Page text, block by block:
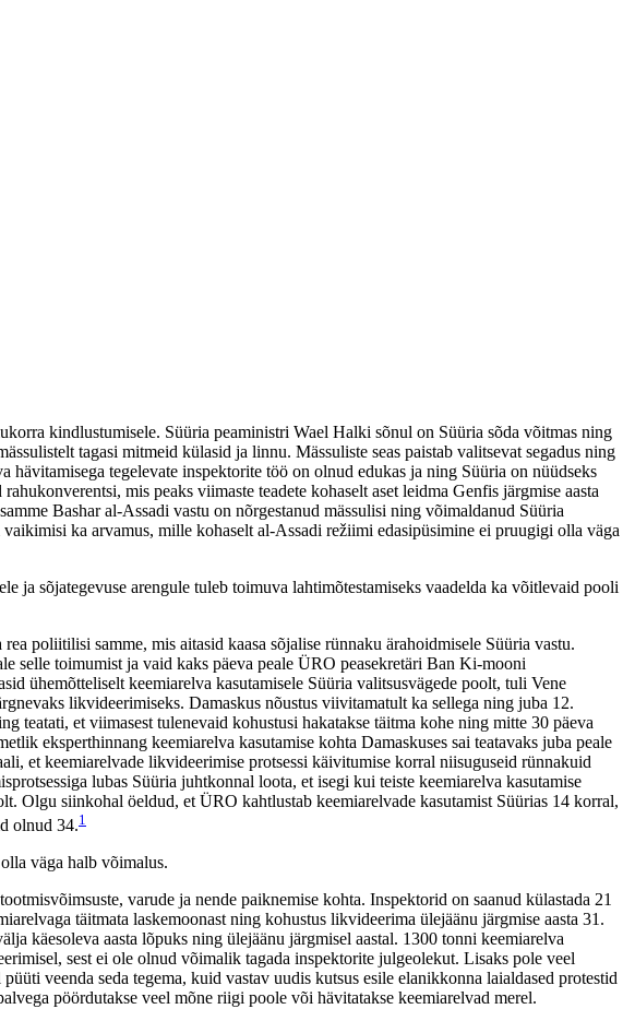
kindlustumisele. Süüria peaministri Wael Halki sõnul on Süüria sõda võitmas ning
tagasi mitmeid külasid ja linnu. Mässuliste seas paistab valitsevat segadus ning
tegelevate inspektorite töö on olnud edukas ja ning Süüria on nüüdseks
mis peaks viimaste teadete kohaselt aset leidma Genfis järgmise aasta
Bashar al-Assadi vastu on nõrgestanud mässulisi ning võimaldanud Süüria
ka arvamus, mille kohaselt al-Assadi režiimi edasipüsimine ei pruugigi olla väga
ja sõjategevuse arengule tuleb toimuva lahtimõtestamiseks vaadelda ka võitlevaid pooli
poliitilisi samme, mis aitasid kaasa sõjalise rünnaku ärahoidmisele Süüria vastu.
selle toimumist ja vaid kaks päeva peale ÜRO peasekretäri Ban Ki-mooni
ühemõtteliselt keemiarelva kasutamisele Süüria valitsusvägede poolt, tuli Vene
likvideerimiseks. Damaskus nõustus viivitamatult ka sellega ning juba 12.
teatati, et viimasest tulenevaid kohustusi hakatakse täitma kohe ning mitte 30 päeva
eksperthinnang keemiarelva kasutamise kohta Damaskuses sai teatavaks juba peale
et keemiarelvade likvideerimise protsessi käivitumise korral niisuguseid rünnakuid
lubas Süüria juhtkonnal loota, et isegi kui teiste keemiarelva kasutamise
Olgu siinkohal öeldud, et ÜRO kahtlustab keemiarelvade kasutamist Süürias 14 korral,
olnud 34.1
väga halb võimalus.
varude ja nende paiknemise kohta. Inspektorid on saanud külastada 21
täitmata laskemoonast ning kohustus likvideerima ülejäänu järgmise aasta 31.
käesoleva aasta lõpuks ning ülejäänu järgmisel aastal. 1300 tonni keemiarelva
sest ei ole olnud võimalik tagada inspektorite julgeolekut. Lisaks pole veel
veenda seda tegema, kuid vastav uudis kutsus esile elanikkonna laialdased protestid
pöördutakse veel mõne riigi poole või hävitatakse keemiarelvad merel.